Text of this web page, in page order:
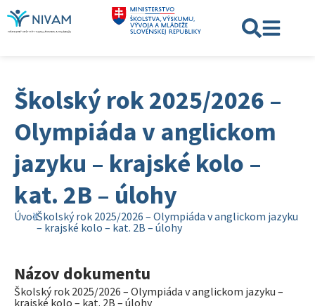
Školský rok 2025/2026 –
Olympiáda v anglickom
jazyku – krajské kolo –
kat. 2B – úlohy
ÚvodŠkolský rok 2025/2026 – Olympiáda v anglickom jazyku
– krajské kolo – kat. 2B – úlohy
Názov dokumentu
Školský rok 2025/2026 – Olympiáda v anglickom jazyku –
krajské kolo – kat. 2B – úlohy